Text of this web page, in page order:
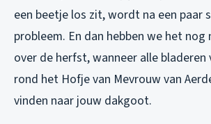
een beetje los zit, wordt na een paar
probleem. En dan hebben we het nog
over de herfst, wanneer alle bladeren
rond het Hofje van Mevrouw van
vinden naar jouw dakgoot.